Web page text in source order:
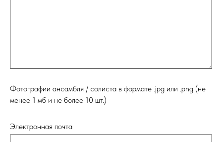
Фотографии ансамбля / солиста в формате .jpg или .png (не
менее 1 мб и не более 10 шт.)
Электронная почта